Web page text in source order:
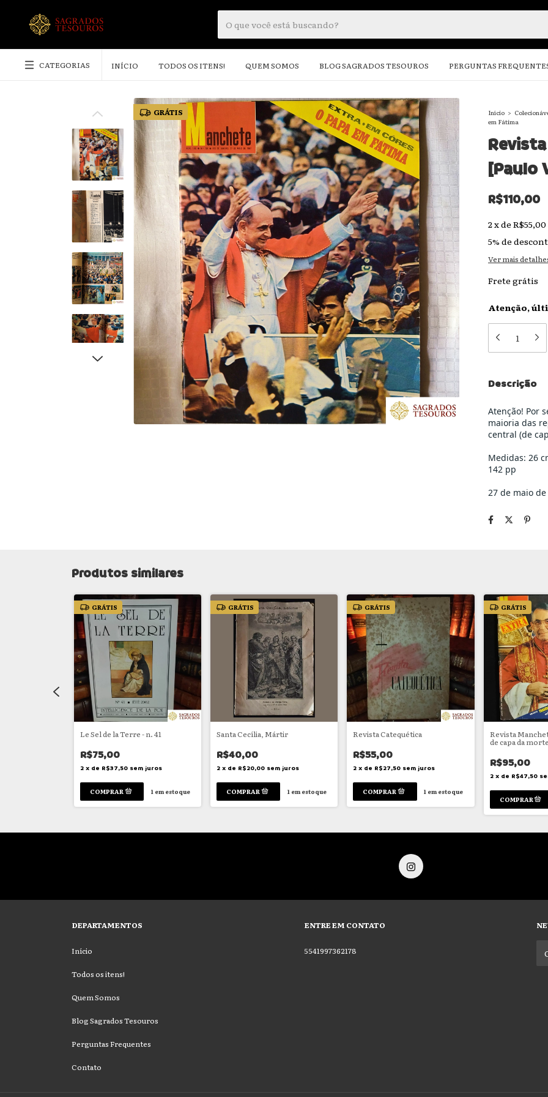
CATEGORIAS INÍCIO TODOS OS ITENS! QUEM SOMOS BLOG SAGRADOS TESOUROS PERGUNTAS
GRÁTIS Início >
em Fátima
[Paulo
R$110,00
2xde R$55,00
5% de
Ver mais
Frete grátis
Atenção,
Descrição
Atenção! Por
maioria das
central (de
Medidas: 26
142 pp
27 de maio de
Produtos similares
GRÁTIS
Le Sel de la Terre - n. 41
R$75,00
2 x de R$37,50 sem juros
1em estoque
GRÁTIS
Santa Cecília, Mártir
R$40,00
2 x de R$20,00 sem juros
1em estoque
GRÁTIS
Revista Catequética
R$55,00
2 x de R$27,50 sem juros
1 em estoque
GRÁTIS
Revista
de capa da
Paulo I
R$95,00
2 x de R$47,50
DEPARTAMENTOS
Início
Todos os itens!
Quem Somos
Blog Sagrados Tesouros
Perguntas Frequentes
Contato
ENTRE EM CONTATO
5541997362178